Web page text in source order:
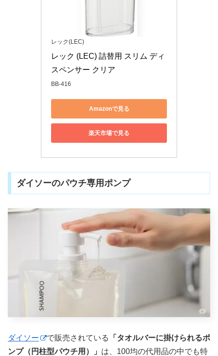
レック(LEC)
レック (LEC) 詰替用 スリム ディ
スペンサー クリア
BB-416
Amazonで見る
楽天市場で見る
ダイソーのパウチ専用ポンプ
ダイソー で販売されている
「タオルバーに掛けられるポ
ンプ（円柱型パウチ用）」 は、100均の代用品の中でも特